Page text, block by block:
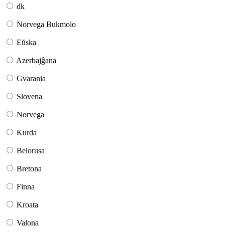
dk
Norvega Bukmolo
Eŭska
Azerbajĝana
Gvarania
Slovena
Norvega
Kurda
Belorusa
Bretona
Finna
Kroata
Valona